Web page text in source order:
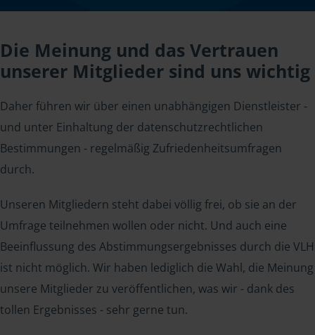
Die Meinung und das Vertrauen
unserer Mitglieder sind uns wichtig
Daher führen wir über einen unabhängigen Dienstleister -
und unter Einhaltung der datenschutzrechtlichen
Bestimmungen - regelmäßig Zufriedenheitsumfragen
durch.
Unseren Mitgliedern steht dabei völlig frei, ob sie an der
Umfrage teilnehmen wollen oder nicht. Und auch eine
Beeinflussung des Abstimmungsergebnisses durch die VLH
ist nicht möglich. Wir haben lediglich die Wahl, die Meinung
unsere Mitglieder zu veröffentlichen, was wir - dank des
tollen Ergebnisses - sehr gerne tun.